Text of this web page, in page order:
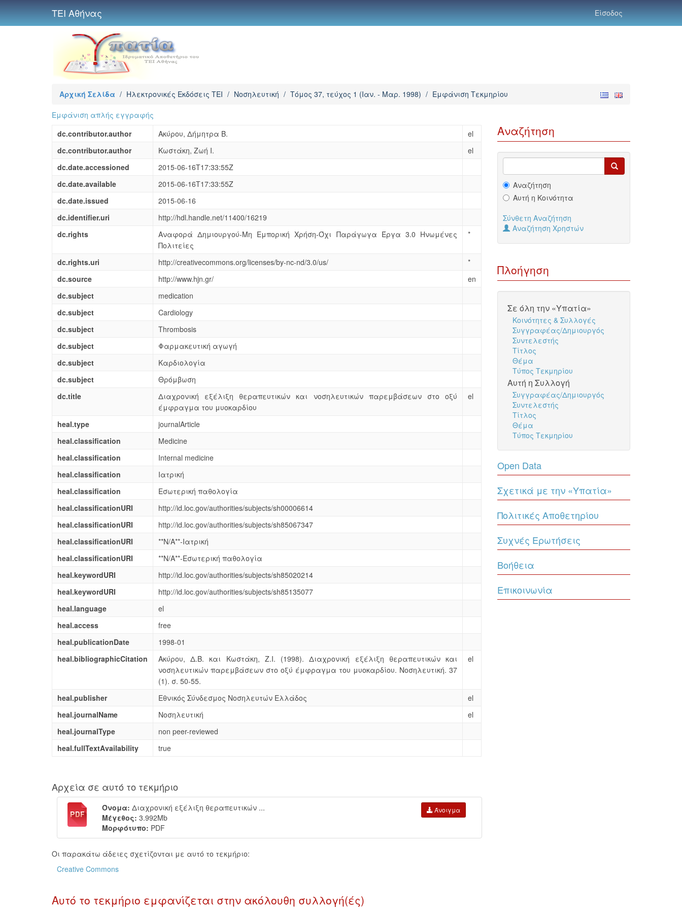
ΤΕΙ Αθήνας Είσοδος
Αρχική Σελίδα / Ηλεκτρονικές Εκδόσεις TEI / Νοσηλευτική / Τόμος 37, τεύχος 1 (Ιαν. - Μαρ. 1998) / Εμφάνιση Τεκμηρίου
Εμφάνιση απλής εγγραφής
dc.contributor.author
Ακύρου, Δήμητρα Β.
el
dc.contributor.author
Κωστάκη, Ζωή Ι.
el
dc.date.accessioned
2015-06-16T17:33:55Z
dc.date.available
2015-06-16T17:33:55Z
dc.date.issued
2015-06-16
dc.identifier.uri
http://hdl.handle.net/11400/16219
dc.rights
Αναφορά Δημιουργού-Μη Εμπορική Χρήση-Όχι Παράγωγα Έργα 3.0 Ηνωμένες
Πολιτείες
*
dc.rights.uri http://creativecommons.org/licenses/by-nc-nd/3.0/us/
*
dc.source
http://www.hjn.gr/
en
dc.subject
medication
dc.subject
Cardiology
dc.subject
Thrombosis
dc.subject
Φαρμακευτική αγωγή
dc.subject
Καρδιολογία
dc.subject
Θρόμβωση
dc.title
Διαχρονική εξέλιξη θεραπευτικών και νοσηλευτικών παρεμβάσεων στο οξύ
έμφραγμα του μυοκαρδίου
el
heal.type
journalArticle
heal.classification
Medicine
heal.classification
Internal medicine
heal.classification
Ιατρική
heal.classification
Εσωτερική παθολογία
heal.classificationURI
http://id.loc.gov/authorities/subjects/sh00006614
heal.classificationURI
http://id.loc.gov/authorities/subjects/sh85067347
heal.classificationURI
**N/A**-Ιατρική
heal.classificationURI
**N/A**-Εσωτερική παθολογία
heal.keywordURI
http://id.loc.gov/authorities/subjects/sh85020214
heal.keywordURI
http://id.loc.gov/authorities/subjects/sh85135077
heal.language
el
heal.access
free
heal.publicationDate
1998-01
heal.bibliographicCitation
Ακύρου, Δ.Β. και Κωστάκη, Ζ.Ι. (1998). Διαχρονική εξέλιξη θεραπευτικών και
νοσηλευτικών παρεμβάσεων στο οξύ έμφραγμα του μυοκαρδίου. Νοσηλευτική. 37
(1). σ. 50-55.
el
heal.publisher Εθνικός Σύνδεσμος Νοσηλευτών Ελλάδος
el
heal.journalName
Νοσηλευτική
el
heal.journalType
non peer-reviewed
heal.fullTextAvailability
true
Αρχεία σε αυτό το τεκμήριο
Όνομα: Διαχρονική εξέλιξη θεραπευτικών ...
Μέγεθος: 3.992Mb
Μορφότυπο: PDF
Άνοιγμα
Οι παρακάτω άδειες σχετίζονται με αυτό το τεκμήριο:
Creative Commons
Αυτό το τεκμήριο εμφανίζεται στην ακόλουθη συλλογή(ές)
Αναζήτηση
Αναζήτηση
Αυτή η Κοινότητα
Σύνθετη Αναζήτηση
Αναζήτηση Χρηστών
Πλοήγηση
Σε όλη την «Υπατία»
Κοινότητες & Συλλογές
Συγγραφέας/Δημιουργός
Συντελεστής
Τίτλος
Θέμα
Τύπος Τεκμηρίου
Αυτή η Συλλογή
Συγγραφέας/Δημιουργός
Συντελεστής
Τίτλος
Θέμα
Τύπος Τεκμηρίου
Open Data
Σχετικά με την «Υπατία»
Πολιτικές Αποθετηρίου
Συχνές Ερωτήσεις
Βοήθεια
Επικοινωνία